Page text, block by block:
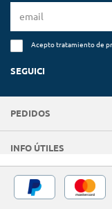
Acepto tratamiento de
SEGUICI
PEDIDOS
INFO ÚTILES